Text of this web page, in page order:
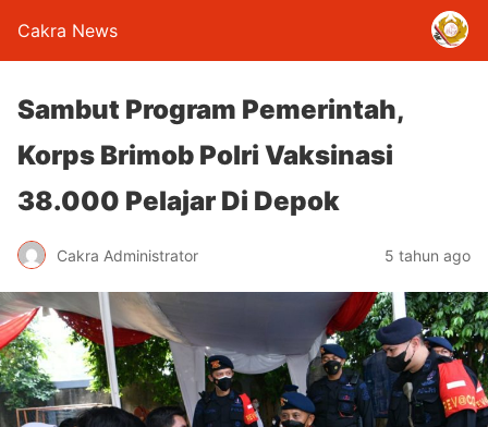
Cakra News
Sambut Program Pemerintah,
Korps Brimob Polri Vaksinasi
38.000 Pelajar Di Depok
Cakra Administrator 5 tahun ago